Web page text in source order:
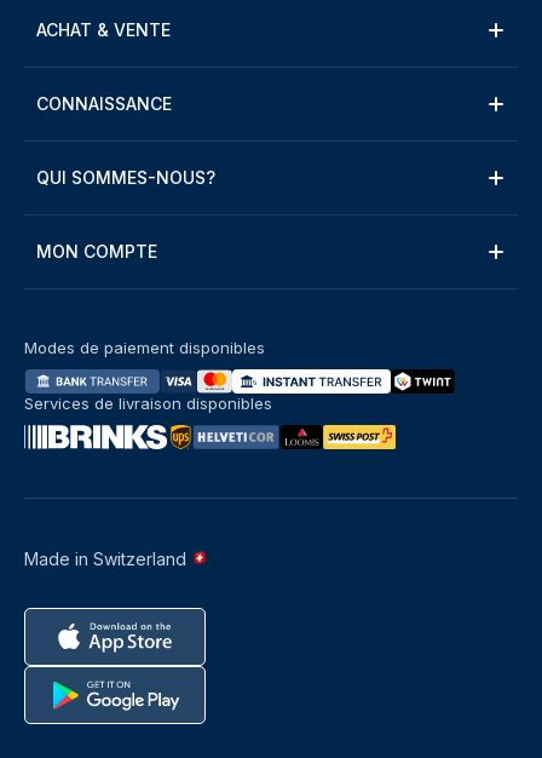
ACHAT & VENTE
CONNAISSANCE
QUI SOMMES-NOUS?
MON COMPTE
Made in Switzerland
Modes de paiement disponibles
Services de livraison disponibles